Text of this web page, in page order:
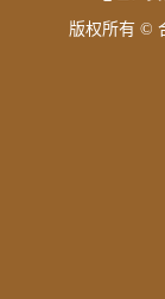
版权所有 ©